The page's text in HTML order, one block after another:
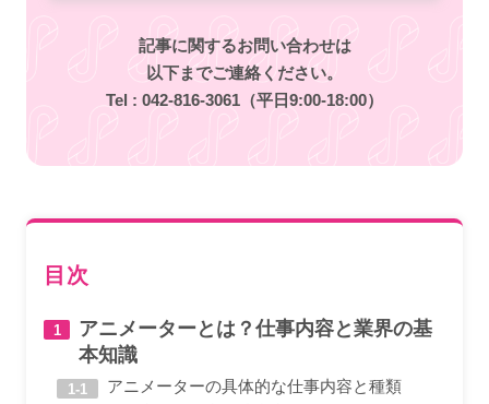
記事に関するお問い合わせは
以下までご連絡ください。
Tel : 042-816-3061 （平日9:00-18:00）
目次
アニメーターとは？仕事内容と業界の基
本知識
アニメーターの具体的な仕事内容と種類